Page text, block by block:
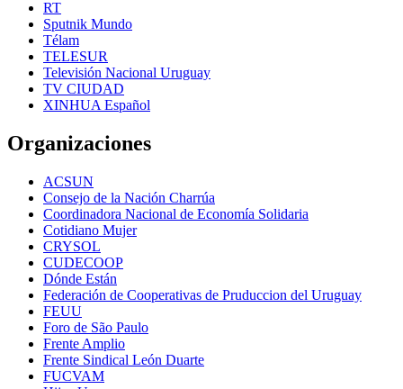
RT
Sputnik Mundo
Télam
TELESUR
Televisión Nacional Uruguay
TV CIUDAD
XINHUA Español
Organizaciones
ACSUN
Consejo de la Nación Charrúa
Coordinadora Nacional de Economía Solidaria
Cotidiano Mujer
CRYSOL
CUDECOOP
Dónde Están
Federación de Cooperativas de Pruduccion del Uruguay
FEUU
Foro de São Paulo
Frente Amplio
Frente Sindical León Duarte
FUCVAM